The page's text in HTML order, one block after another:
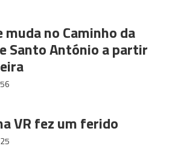
no Caminho da
Santo António a partir
VR fez um ferido